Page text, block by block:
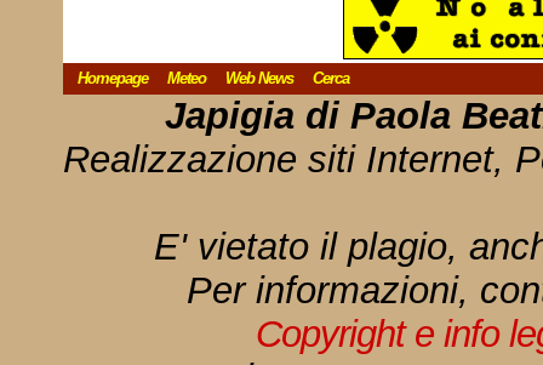
Homepage Meteo Web News Cerca
Japigia di Paola
Realizzazione siti Internet,
E' vietato il plagio,
Per informazioni,
Copyright e info